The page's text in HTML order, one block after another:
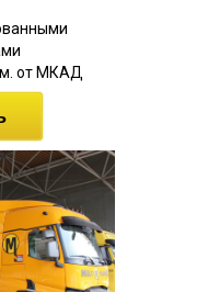
от МКАД